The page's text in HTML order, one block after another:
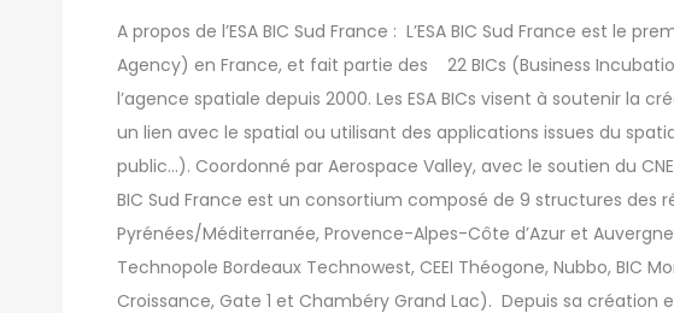
A propos de l’ESA BIC Sud France : L’ESA BIC Sud France est le
Agency) en France, et fait partie des 22 BICs (Business
l’agence spatiale depuis 2000. Les ESA BICs visent à soutenir la
un lien avec le spatial ou utilisant des applications issues du
public…). Coordonné par Aerospace Valley, avec le soutien du
BIC Sud France est un consortium composé de 9 structures des
Pyrénées/Méditerranée, Provence-Alpes-Côte d’Azur et
Technopole Bordeaux Technowest, CEEI Théogone, Nubbo, BIC
Croissance, Gate 1 et Chambéry Grand Lac). Depuis sa création